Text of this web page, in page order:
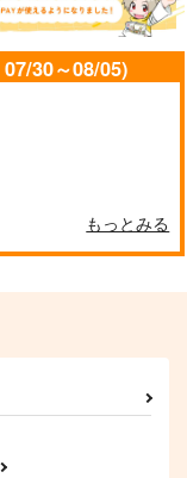
作品詳細
30～08/05)
もっとみる